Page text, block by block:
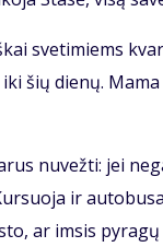
sve­ti­miems
šių die­nų.
nu­vež­ti: jei
ir
ar im­sis